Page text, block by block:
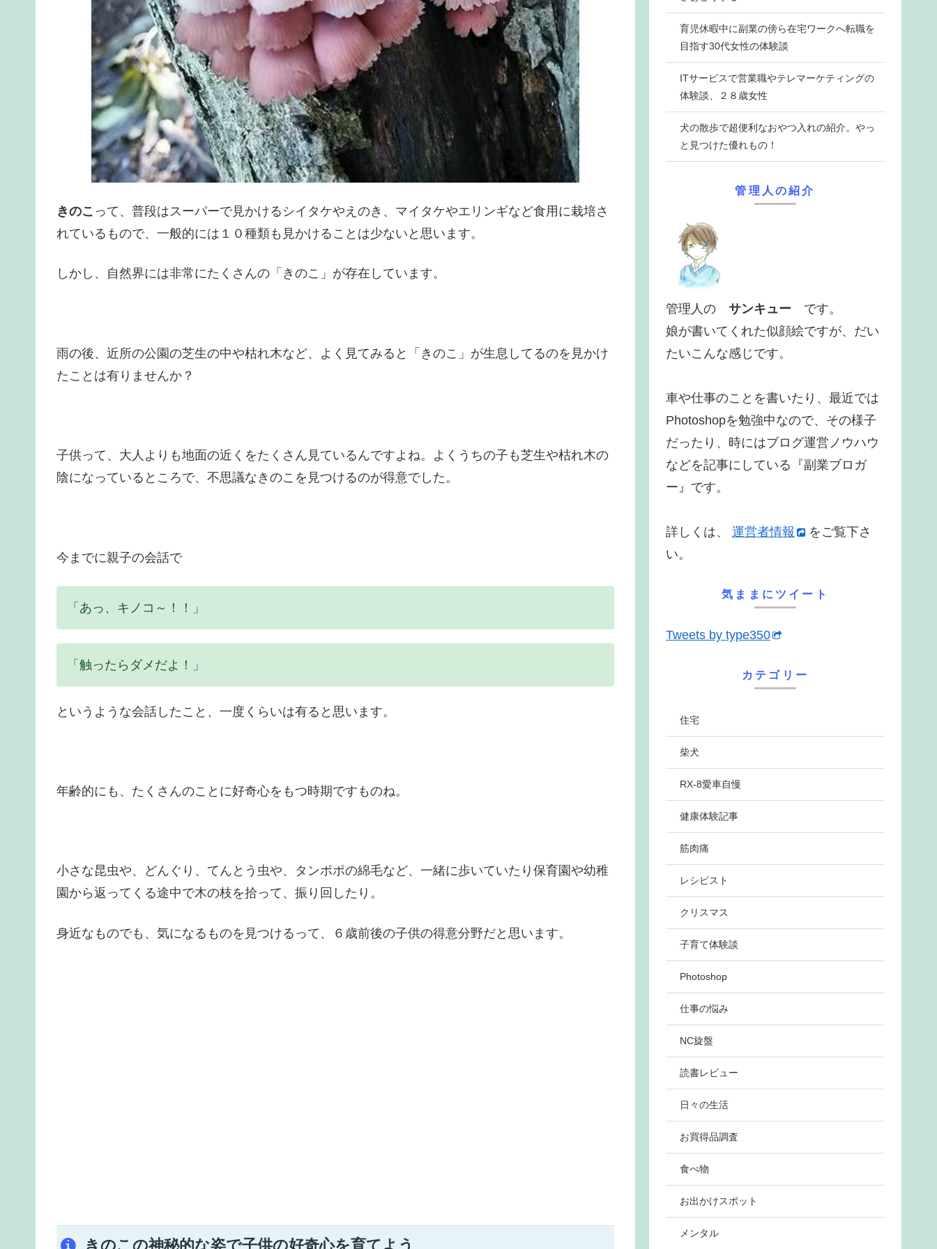
きのこ って、普段はスーパーで見かけるシイタケやえのき、マイタケやエリンギなど食用に栽培さ
れているもので、一般的には１０種類も見かけることは少ないと思います。
しかし、自然界には非常にたくさんの「きのこ」が存在しています。
雨の後、近所の公園の芝生の中や枯れ木など、よく見てみると「きのこ」が生息してるのを見かけ
たことは有りませんか？
子供って、大人よりも地面の近くをたくさん見ているんですよね。よくうちの子も芝生や枯れ木の
陰になっているところで、不思議なきのこを見つけるのが得意でした。
今までに親子の会話で
「あっ、キノコ～！！」
「触ったらダメだよ！」
というような会話したこと、一度くらいは有ると思います。
年齢的にも、たくさんのことに好奇心をもつ時期ですものね。
小さな昆虫や、どんぐり、てんとう虫や、タンポポの綿毛など、一緒に歩いていたり保育園や幼稚
園から返ってくる途中で木の枝を拾って、振り回したり。
身近なものでも、気になるものを見つけるって、６歳前後の子供の得意分野だと思います。
きのこの神秘的な姿で子供の好奇心を育てよう
育児休暇中に副業の傍ら在宅ワークへ転職を
目指す30代女性の体験談
ITサービスで営業職やテレマーケティングの
体験談、２８歳女性
犬の散歩で超便利なおやつ入れの紹介。やっ
と見つけた優れもの！
管理人の紹介
管理人の サンキュー です。
娘が書いてくれた似顔絵ですが、だい
たいこんな感じです。
車や仕事のことを書いたり、最近では
Photoshopを勉強中なので、その様子
だったり、時にはブログ運営ノウハウ
などを記事にしている『副業ブロガ
ー』です。
詳しくは、 運営者情報
をご覧下さ
い。
気ままにツイート
Tweets by type350
カテゴリー
住宅
柴犬
RX-8愛車自慢
健康体験記事
筋肉痛
レシピスト
クリスマス
子育て体験談
Photoshop
仕事の悩み
NC旋盤
読書レビュー
日々の生活
お買得品調査
食べ物
お出かけスポット
メンタル